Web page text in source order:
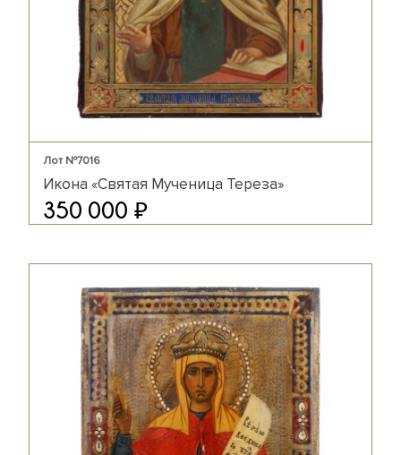
Лот №7016
Икона «Святая Мученица Тереза»
350 000 ₽